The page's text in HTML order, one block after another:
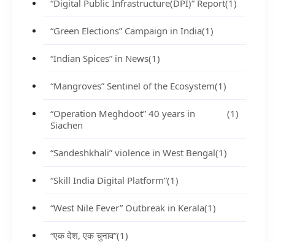
“Digital Public Infrastructure(DPI)” Report(1)
“Green Elections” Campaign in India(1)
“Indian Spices” in News(1)
“Mangroves” Sentinel of the Ecosystem(1)
“Operation Meghdoot” 40 years in
Siachen
(1)
“Sandeshkhali” violence in West Bengal(1)
“Skill India Digital Platform”(1)
“West Nile Fever” Outbreak in Kerala(1)
“एक देश, एक चुनाव”(1)